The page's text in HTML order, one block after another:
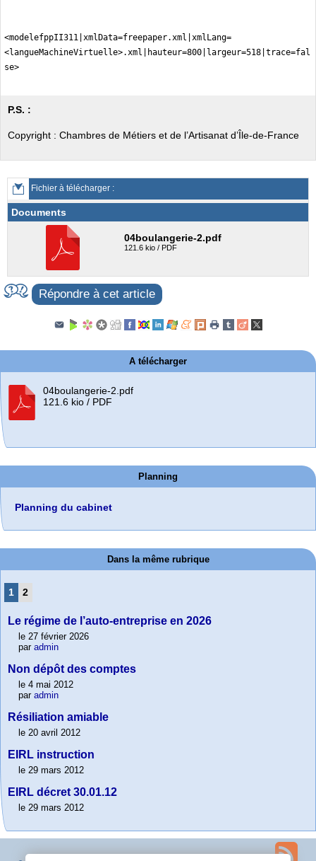
<modelefppII311|xmlData=freepaper.xml|xmlLang=
<langueMachineVirtuelle>.xml|hauteur=800|largeur=518|trace=fal
se>
P.S. :
Copyright : Chambres de Métiers et de l’Artisanat d’Île-de-France
Fichier à télécharger :
Documents
04boulangerie-2.pdf
121.6 kio / PDF
Répondre à cet article
A télécharger
04boulangerie-2.pdf
121.6 kio / PDF
Planning
Planning du cabinet
Dans la même rubrique
1 2
Le régime de l’auto-entreprise en 2026
le 27 février 2026
par admin
Non dépôt des comptes
le 4 mai 2012
par admin
Résiliation amiable
le 20 avril 2012
EIRL instruction
le 29 mars 2012
EIRL décret 30.01.12
le 29 mars 2012